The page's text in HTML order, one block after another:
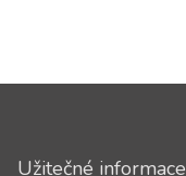
Užitečné informace